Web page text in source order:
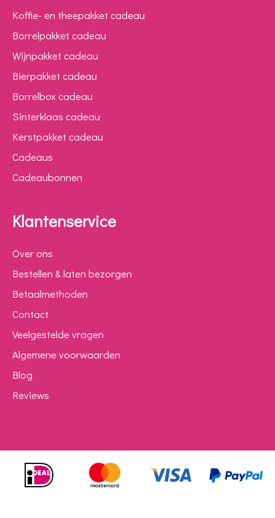
Koffie- en theepakket cadeau
Borrelpakket cadeau
Wijnpakket cadeau
Bierpakket cadeau
Borrelbox cadeau
Sinterklaas cadeau
Kerstpakket cadeau
Cadeaus
Cadeaubonnen
Klantenservice
Over ons
Bestellen & laten bezorgen
Betaalmethoden
Contact
Veelgestelde vragen
Algemene voorwaarden
Blog
Reviews